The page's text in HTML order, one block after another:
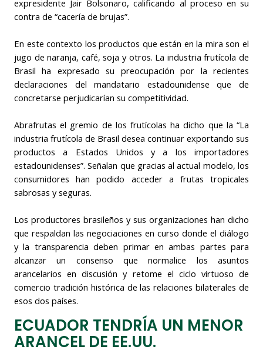
expresidente Jair Bolsonaro, calificando al proceso en su
contra de “cacería de brujas”.
En este contexto los productos que están en la mira son el
jugo de naranja, café, soja y otros. La industria frutícola de
Brasil ha expresado su preocupación por la recientes
declaraciones del mandatario estadounidense que de
concretarse perjudicarían su competitividad.
Abrafrutas el gremio de los frutícolas ha dicho que la “La
industria frutícola de Brasil desea continuar exportando sus
productos a Estados Unidos y a los importadores
estadounidenses”. Señalan que gracias al actual modelo, los
consumidores han podido acceder a frutas tropicales
sabrosas y seguras.
Los productores brasileños y sus organizaciones han dicho
que respaldan las negociaciones en curso donde el diálogo
y la transparencia deben primar en ambas partes para
alcanzar un consenso que normalice los asuntos
arancelarios en discusión y retome el ciclo virtuoso de
comercio tradición histórica de las relaciones bilaterales de
esos dos países.
ECUADOR TENDRÍA UN MENOR
ARANCEL DE EE.UU.